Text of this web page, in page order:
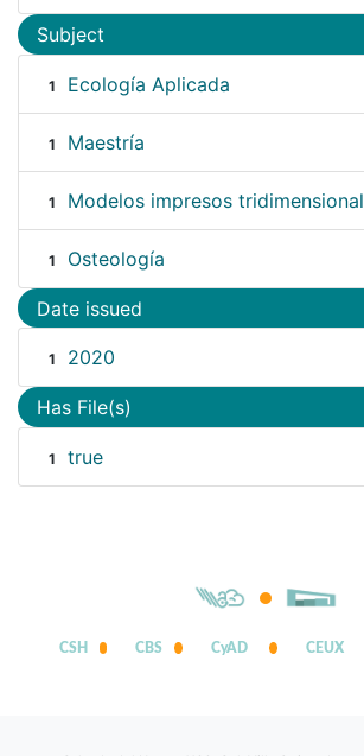
Subject
1 Ecología Aplicada
1 Maestría
1 Modelos impresos
1 Osteología
Date issued
1 2020
Has File(s)
1 true
CSH CBS CyAD CEUX